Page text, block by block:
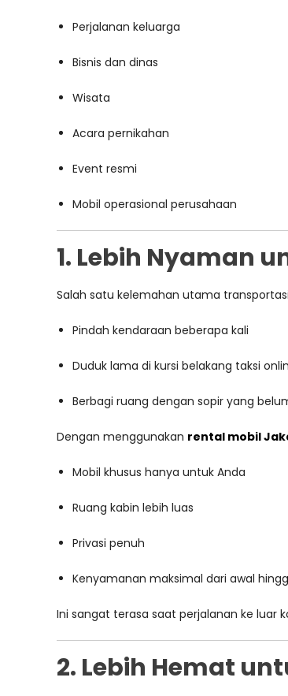
Perjalanan keluarga
Bisnis dan dinas
Wisata
Acara pernikahan
Event resmi
Mobil operasional perusahaan
1. Lebih Nyaman
Salah satu kelemahan utama
Pindah kendaraan beberapa kali
Duduk lama di kursi belakang taksi
Berbagi ruang dengan sopir yang
Dengan menggunakan rental mobil
Mobil khusus hanya untuk Anda
Ruang kabin lebih luas
Privasi penuh
Kenyamanan maksimal dari awal
Ini sangat terasa saat perjalanan ke luar
2. Lebih Hemat